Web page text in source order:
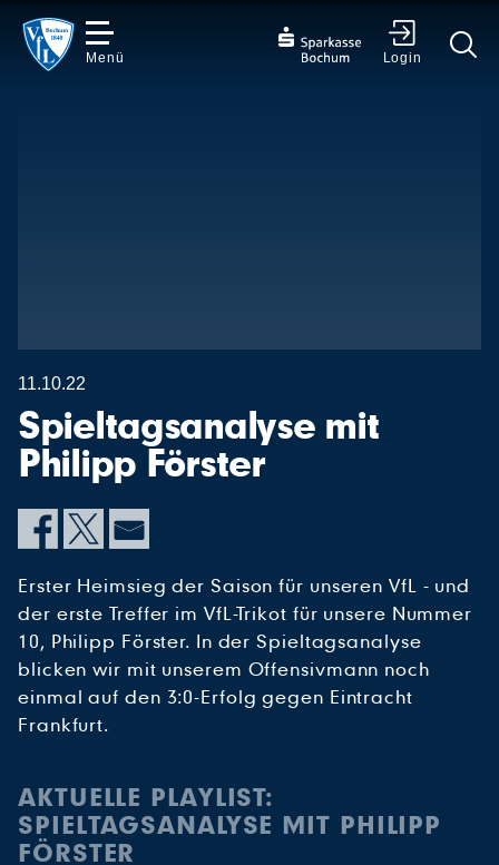
Menü Login
11.10.22
Spieltagsanalyse mit
Philipp Förster
Erster Heimsieg der Saison für unseren VfL - und
der erste Treffer im VfL-Trikot für unsere Nummer
10, Philipp Förster. In der Spieltagsanalyse
blicken wir mit unserem Offensivmann noch
einmal auf den 3:0-Erfolg gegen Eintracht
Frankfurt.
AKTUELLE PLAYLIST:
SPIELTAGSANALYSE MIT PHILIPP
FÖRSTER